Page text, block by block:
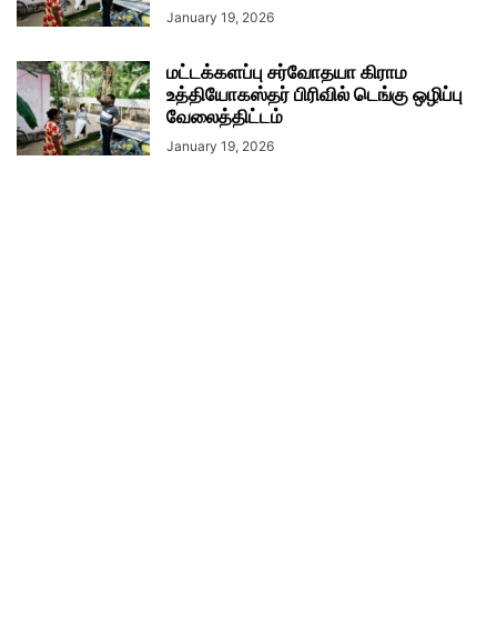
January 19, 2026
மட்டக்களப்பு சர்வோதயா கிராம
உத்தியோகஸ்தர் பிரிவில் டெங்கு ஒழிப்பு
வேலைத்திட்டம்
January 19, 2026